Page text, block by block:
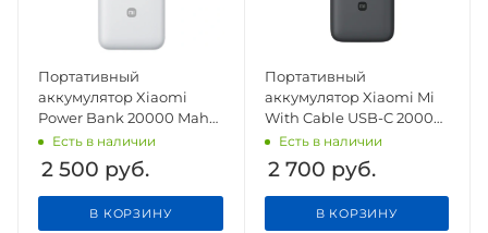
Портативный
аккумулятор Xiaomi
Power Bank 20000 Mah
22.5W PB2022ZM White
CN
Есть в наличии
2 500 руб.
В КОРЗИНУ
Портативный
аккумулятор Xiaomi Mi
With Cable USB-C 20000
mAh 22,5W PB2020MI
Dark Grey CN
Есть в наличии
2 700 руб.
В КОРЗИНУ